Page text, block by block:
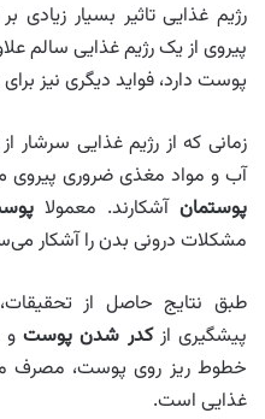
رژیم غذایی تاثیر بسیار زیادی
پیروی از یک رژیم غذایی سالم
پوست دارد، فواید دیگری نیز
زمانی که از رژیم غذایی سرشار
آب و مواد مغذی ضروری پیروی
پوستمان آشکارند. معمولا
مشکلات درونی بدن را آشکار
طبق نتایج حاصل از
پیشگیری ازکدر شدن پوست و
خطوط ریز روی پوست، مصرف
غذایی است.